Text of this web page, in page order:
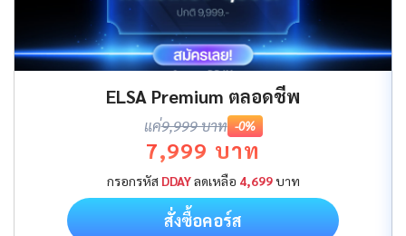
ELSA Premium ตลอดชีพ
แค่9,999 บาท -0%
7,999 บาท
กรอกรหัส DDAYลดเหลือ 4,699บาท
สั่งซื้อคอร์ส